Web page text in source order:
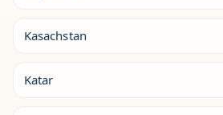
Kasachstan
Katar